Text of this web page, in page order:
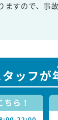
ますので、事